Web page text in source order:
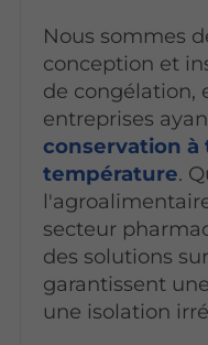
Nous sommes
conception et
de congélation,
entreprises
conservation à
température.
secteur
des solutions
garantissent
une isolation